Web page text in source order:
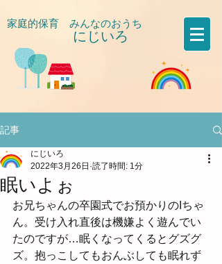
家庭的保育 みんなのおうち
にじいろ
記事
眠いよぉ
にじいろ
2022年3月26日 読了時間: 1分
お兄ちゃんの卒園式でお預かりのIちゃ
ん。受け入れ直後は機嫌よく遊んでい
たのですが…眠くなってくるとグズグ
ズ。抱っこしてもおんぶしても眠れず